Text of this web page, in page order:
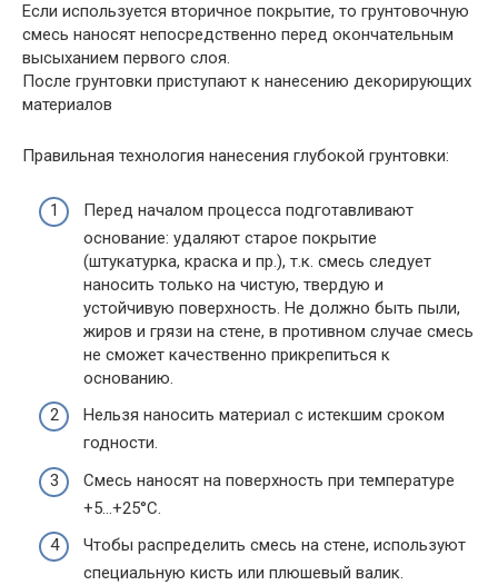
Если используется вторичное покрытие, то грунтовочную
смесь наносят непосредственно перед окончательным
высыханием первого слоя.
После грунтовки приступают к нанесению декорирующих
материалов
Правильная технология нанесения глубокой грунтовки:
Перед началом процесса подготавливают
основание: удаляют старое покрытие
(штукатурка, краска и пр.), т.к. смесь следует
наносить только на чистую, твердую и
устойчивую поверхность. Не должно быть пыли,
жиров и грязи на стене, в противном случае смесь
не сможет качественно прикрепиться к
основанию.
Нельзя наносить материал с истекшим сроком
годности.
Смесь наносят на поверхность при температуре
+5…+25°С.
Чтобы распределить смесь на стене, используют
специальную кисть или плюшевый валик.